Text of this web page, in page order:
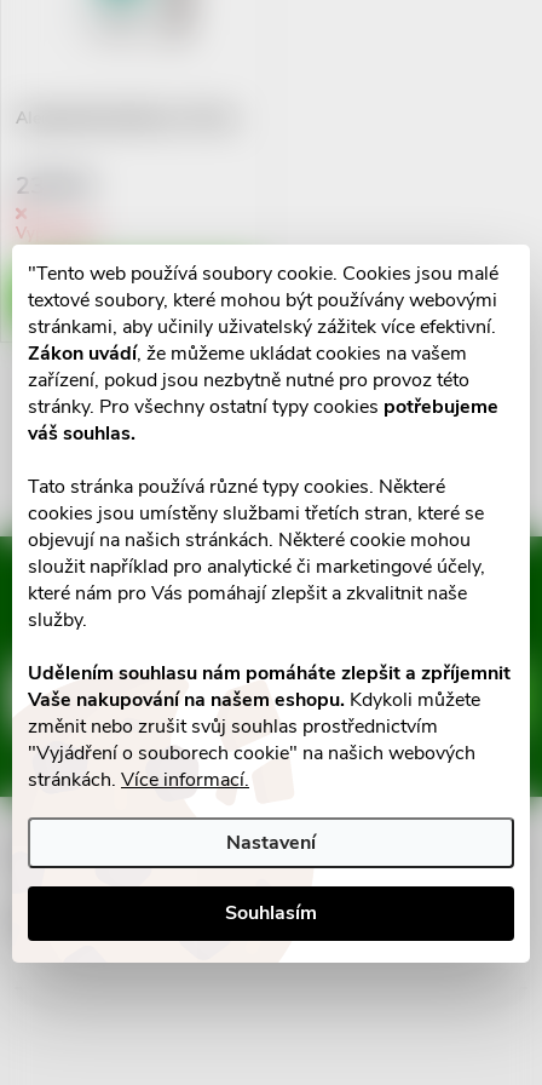
"Tento web používá soubory cookie. Cookies jsou malé
textové soubory, které mohou být používány webovými
stránkami, aby učinily uživatelský zážitek více efektivní.
Zákon uvádí, že můžeme ukládat cookies na vašem
zařízení, pokud jsou nezbytně nutné pro provoz této
stránky. Pro všechny ostatní typy cookies potřebujeme
váš souhlas.
Tato stránka používá různé typy cookies. Některé
cookies jsou umístěny službami třetích stran, které se
objevují na našich stránkách. Některé cookie mohou
sloužit například pro analytické či marketingové účely,
které nám pro Vás pomáhají zlepšit a zkvalitnit naše
služby.
Udělením souhlasu nám pomáháte zlepšit a zpříjemnit
Vaše nakupování na našem eshopu. Kdykoli můžete
změnit nebo zrušit svůj souhlas prostřednictvím
"Vyjádření o souborech cookie" na našich webových
stránkách. Více informací.
Nastavení
Souhlasím
p
r
o
d
u
k
t
ů
s
p
r
o
d
u
k
t
ů
AlergoHelp BioBoom 30 tob.
239 Kč
Vyprodáno
ZOBRAZIT
O
á
d
a
c
p
v
k
Z
a
Mějte přehled o novinkách
E-mail
Vložením e-mailu souhlasíte spodmínkami ochrany osobních údajů
ODEBÍRAT